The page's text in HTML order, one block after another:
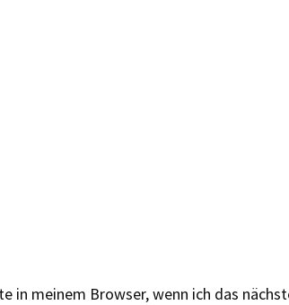
in meinem Browser, wenn ich das